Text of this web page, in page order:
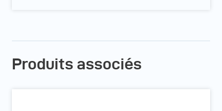
Produits associés